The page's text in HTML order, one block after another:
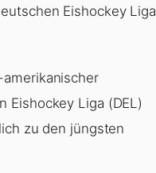
Eishockey Liga
Eishockey Liga (DEL)
zu den jüngsten